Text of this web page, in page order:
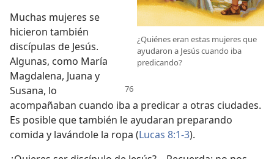
¿Quiénes eran estas mujeres que
ayudaron a Jesús cuando iba
predicando?
Muchas mujeres se
hicieron también
discípulas de Jesús.
Algunas, como María
Magdalena, Juana y
Susana, lo
acompañaban cuando iba a predicar a otras ciudades.
Es posible que también le ayudaran preparando
comida y lavándole la ropa (Lucas 8:1-3).